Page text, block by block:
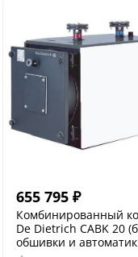
655 795 ₽
Комбинированный
De Dietrich CABK 20
обшивки и